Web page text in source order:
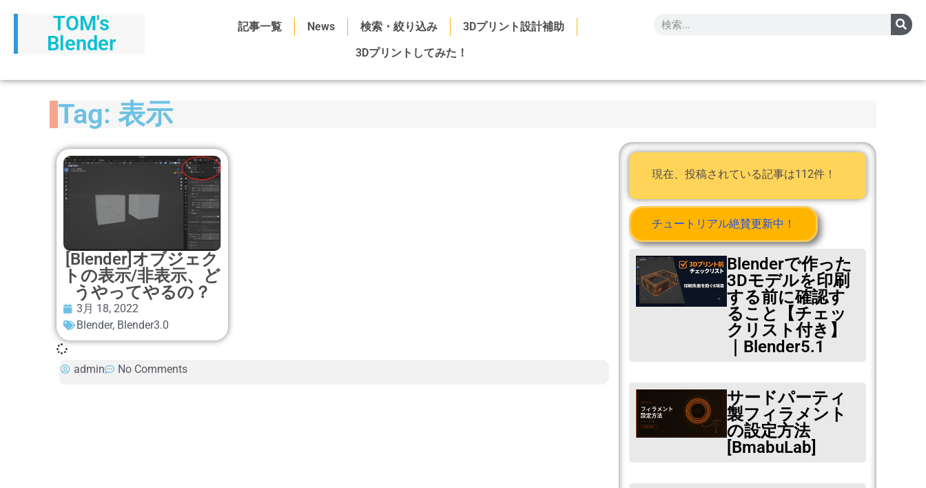
TOM's
Blender
記事一覧 News 検索・絞り込み
3Dプリント設計補助
3Dプリントしてみた！
Tag: 表示
[Blender]オブジェク
トの表示/非表示、ど
うやってやるの？
3月 18, 2022
Blender, Blender3.0
admin No Comments
現在、投稿されている記事は112件！
チュートリアル絶賛更新中！
Blenderで作った
3Dモデルを印刷
する前に確認す
ること【チェッ
クリスト付き】
｜Blender5.1
サードパーティ
製フィラメント
の設定方法
[BmabuLab]